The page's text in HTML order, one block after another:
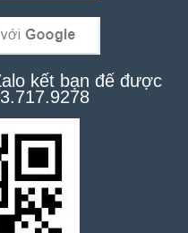
kết bạn để được